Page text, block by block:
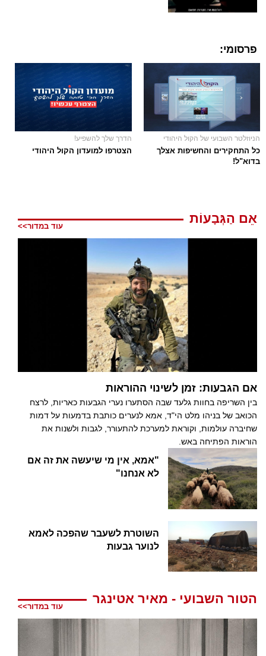
פרסומי:
הניוזלטר השבועי של הקול היהודי
כל התחקירים והחשיפות אצלך
בדוא"ל!
הדרך שלך להשפיע!
הצטרפו למועדון הקול היהודי
אֵם הַגְּבָעוֹת
עוד במדור>>
אם הגבעות: זמן לשינוי ההוראות
בין השריפה בחוות גלעד שבה הסתערו נערי הגבעות כאריות, לרצח
הכואב של בניהו מלט הי"ד, אמא לנערים כותבת בדמעות על דמות
שחיברה עולמות, וקוראת למערכת להתעורר, לגבות ולשנות את
הוראות הפתיחה באש.
"אמא, אין מי שיעשה את זה אם
לא אנחנו"
השוטרת לשעבר שהפכה לאמא
לנוער גבעות
הטור השבועי - מאיר אטינגר
עוד במדור>>